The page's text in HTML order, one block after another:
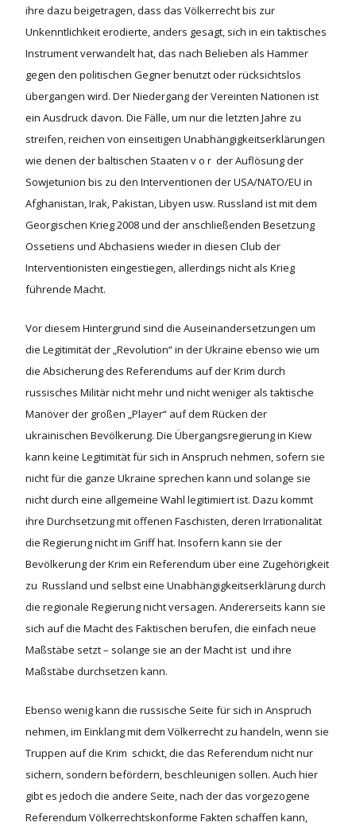
ihre dazu beigetragen, dass das Völkerrecht bis zur
Unkenntlichkeit erodierte, anders gesagt, sich in ein taktisches
Instrument verwandelt hat, das nach Belieben als Hammer
gegen den politischen Gegner benutzt oder rücksichtslos
übergangen wird. Der Niedergang der Vereinten Nationen ist
ein Ausdruck davon. Die Fälle, um nur die letzten Jahre zu
streifen, reichen von einseitigen Unabhängigkeitserklärungen
wie denen der baltischen Staaten v o r der Auflösung der
Sowjetunion bis zu den Interventionen der USA/NATO/EU in
Afghanistan, Irak, Pakistan, Libyen usw. Russland ist mit dem
Georgischen Krieg 2008 und der anschließenden Besetzung
Ossetiens und Abchasiens wieder in diesen Club der
Interventionisten eingestiegen, allerdings nicht als Krieg
führende Macht.
Vor diesem Hintergrund sind die Auseinandersetzungen um
die Legitimität der „Revolution“ in der Ukraine ebenso wie um
die Absicherung des Referendums auf der Krim durch
russisches Militär nicht mehr und nicht weniger als taktische
Manöver der großen „Player“ auf dem Rücken der
ukrainischen Bevölkerung. Die Übergangsregierung in Kiew
kann keine Legitimität für sich in Anspruch nehmen, sofern sie
nicht für die ganze Ukraine sprechen kann und solange sie
nicht durch eine allgemeine Wahl legitimiert ist. Dazu kommt
ihre Durchsetzung mit offenen Faschisten, deren Irrationalität
die Regierung nicht im Griff hat. Insofern kann sie der
Bevölkerung der Krim ein Referendum über eine Zugehörigkeit
zu Russland und selbst eine Unabhängigkeitserklärung durch
die regionale Regierung nicht versagen. Andererseits kann sie
sich auf die Macht des Faktischen berufen, die einfach neue
Maßstäbe setzt – solange sie an der Macht ist und ihre
Maßstäbe durchsetzen kann.
Ebenso wenig kann die russische Seite für sich in Anspruch
nehmen, im Einklang mit dem Völkerrecht zu handeln, wenn sie
Truppen auf die Krim schickt, die das Referendum nicht nur
sichern, sondern befördern, beschleunigen sollen. Auch hier
gibt es jedoch die andere Seite, nach der das vorgezogene
Referendum Völkerrechtskonforme Fakten schaffen kann,